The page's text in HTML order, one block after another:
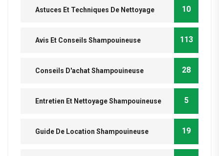
Astuces Et Techniques De Nettoyage 10
Avis Et Conseils Shampouineuse 113
Conseils D'achat Shampouineuse 28
Entretien Et Nettoyage Shampouineuse 5
Guide De Location Shampouineuse 19